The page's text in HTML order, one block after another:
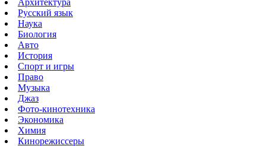
Архитектура
Русский язык
Наука
Биология
Авто
История
Спорт и игры
Право
Музыка
Джаз
Фото-кинотехника
Экономика
Химия
Кинорежиссеры